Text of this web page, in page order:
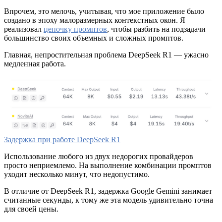
Впрочем, это мелочь, учитывая, что мое приложение было
создано в эпоху малоразмерных контекстных окон. Я
реализовал цепочку промптов, чтобы разбить на подзадачи
большинство своих объемных и сложных промптов.
Главная, непростительная проблема DeepSeek R1 — ужасно
медленная работа.
Задержка при работе DeepSeek R1
Использование любого из двух недорогих провайдеров
просто неприемлемо. На выполнение комбинации промптов
уходит несколько минут, что недопустимо.
В отличие от DeepSeek R1, задержка Google Gemini занимает
считанные секунды, к тому же эта модель удивительно точна
для своей цены.